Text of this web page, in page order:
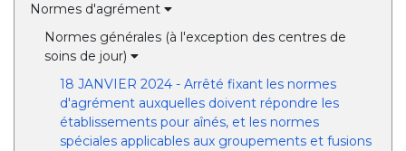
Normes d'agrément
Normes générales (à l'exception des centres de
soins de jour)
18 JANVIER 2024 - Arrêté fixant les normes
d'agrément auxquelles doivent répondre les
établissements pour aînés, et les normes
spéciales applicables aux groupements et fusions